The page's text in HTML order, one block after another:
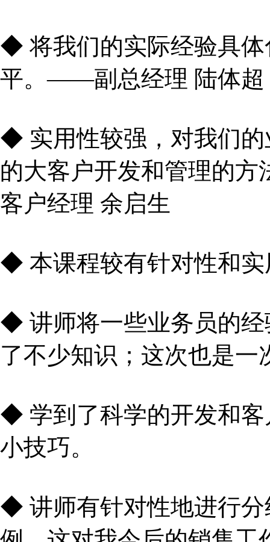
◆ 将我们的实际经验具
平。——副总经理 陆体超
◆ 实用性较强，对我们
的大客户开发和管理的
客户经理 余启生
◆ 本课程较有针对性和
◆ 讲师将一些业务员的
了不少知识；这次也是
◆ 学到了科学的开发和
小技巧。
◆ 讲师有针对性地进行